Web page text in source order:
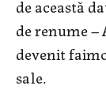
de această
de renume –
devenit
sale.